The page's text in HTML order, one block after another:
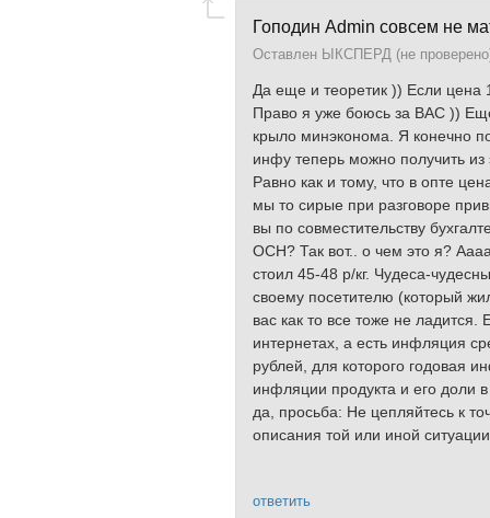
Гоподин Admin совсем не
Оставлен ЫКСПЕРД (не
Да еще и теоретик )) Если цена
Право я уже боюсь за ВАС ))
крыло минэконома. Я конечно
инфу теперь можно получить
Равно как и тому, что в опте
мы то сирые при разговоре
вы по совместительству
ОСН? Так вот.. о чем это я?
стоил 45-48 р/кг. Чудеса-
своему посетителю (который
вас как то все тоже не
интернетах, а есть инфляция
рублей, для которого годовая
инфляции продукта и его доли
да, просьба: Не цепляйтесь к
описания той или иной
ответить